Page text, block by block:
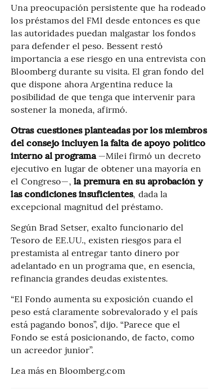
Una preocupación persistente que ha rodeado
los préstamos del FMI desde entonces es que
las autoridades puedan malgastar los fondos
para defender el peso. Bessent restó
importancia a ese riesgo en una entrevista con
Bloomberg durante su visita. El gran fondo del
que dispone ahora Argentina reduce la
posibilidad de que tenga que intervenir para
sostener la moneda, afirmó.
Otras cuestiones planteadas por los miembros
del consejo incluyen la falta de apoyo político
interno al programa—Milei firmó un decreto
ejecutivo en lugar de obtener una mayoría en
el Congreso—, la premura en su aprobación y
las condiciones insuficientes, dada la
excepcional magnitud del préstamo.
Según Brad Setser, exalto funcionario del
Tesoro de EE.UU., existen riesgos para el
prestamista al entregar tanto dinero por
adelantado en un programa que, en esencia,
refinancia grandes deudas existentes.
“El Fondo aumenta su exposición cuando el
peso está claramente sobrevalorado y el país
está pagando bonos”, dijo. “Parece que el
Fondo se está posicionando, de facto, como
un acreedor junior”.
Lea más en Bloomberg.com